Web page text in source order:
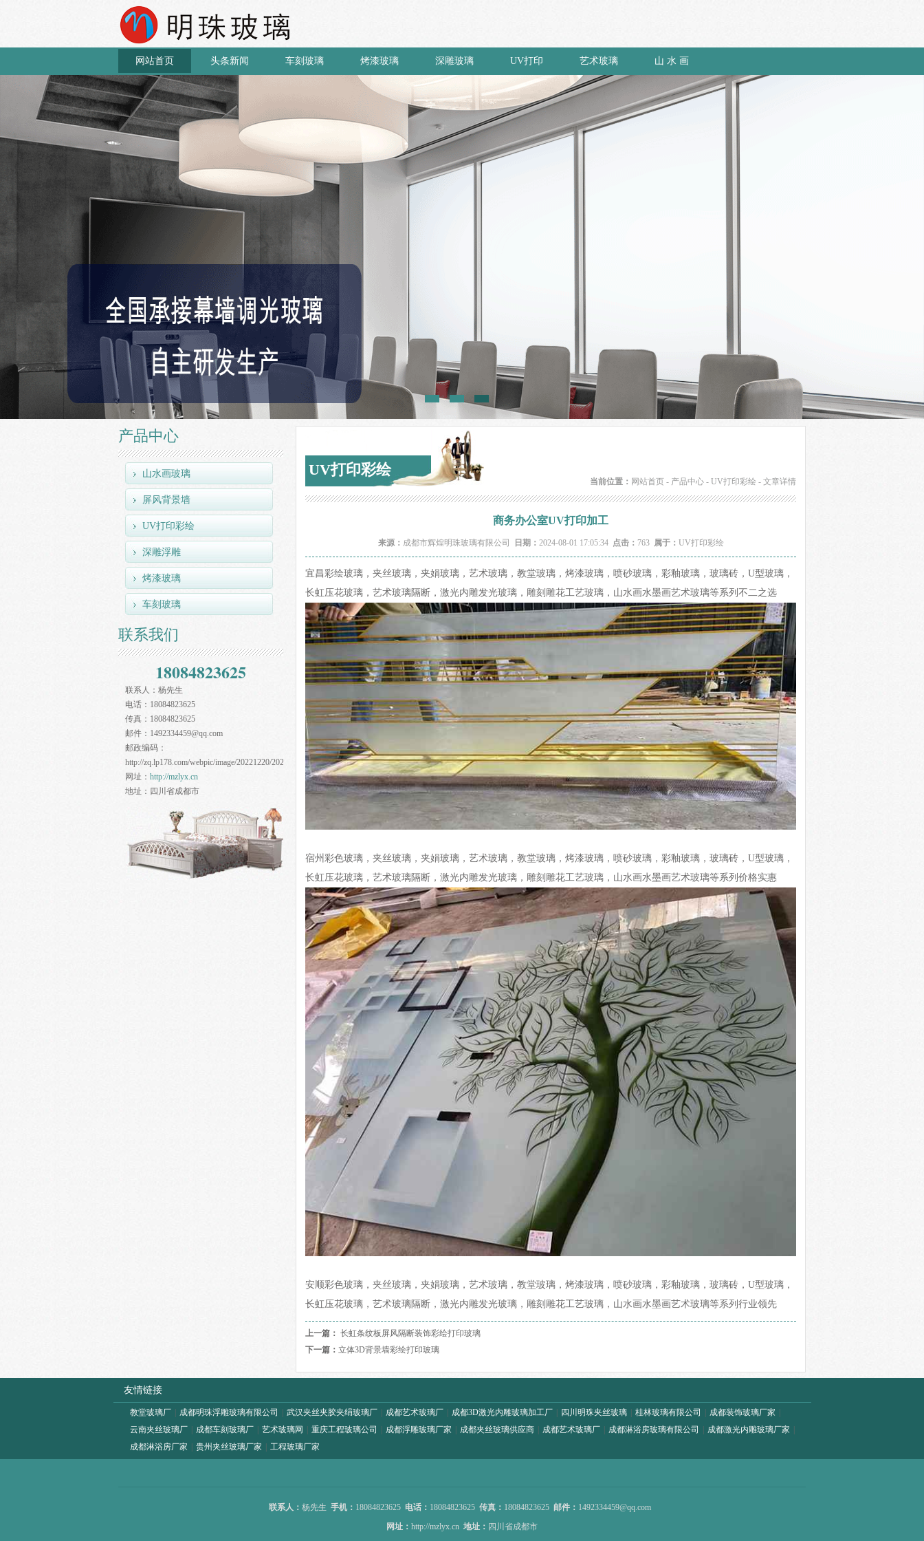
网站首页 头条新闻 车刻玻璃 烤漆玻璃 深雕玻璃 UV打印 艺术玻璃 山 水 画
产品中心
山水画玻璃
屏风背景墙
UV打印彩绘
深雕浮雕
烤漆玻璃
车刻玻璃
联系我们
18084823625
联系人： 杨先生
电话： 18084823625
传真： 18084823625
邮件： 1492334459@qq.com
邮政编码：
http://zq.lp178.com/webpic/image/20221220/20221220083609_34109.jpg
网址： http://mzlyx.cn
地址： 四川省成都市
当前位置： 网站首页 - 产品中心 - UV打印彩绘 - 文章详情
UV打印彩绘
商务办公室UV打印加工
来源： 成都市辉煌明珠玻璃有限公司 日期： 2024-08-01 17:05:34 点击： 763 属于： UV打印彩绘
宜昌彩绘玻璃，夹丝玻璃，夹娟玻璃，艺术玻璃，教堂玻璃，烤漆玻璃，喷砂玻璃，彩釉玻璃，玻璃砖，U型玻璃，
长虹压花玻璃，艺术玻璃隔断，激光内雕发光玻璃，雕刻雕花工艺玻璃，山水画水墨画艺术玻璃等系列不二之选
宿州彩色玻璃，夹丝玻璃，夹娟玻璃，艺术玻璃，教堂玻璃，烤漆玻璃，喷砂玻璃，彩釉玻璃，玻璃砖，U型玻璃，
长虹压花玻璃，艺术玻璃隔断，激光内雕发光玻璃，雕刻雕花工艺玻璃，山水画水墨画艺术玻璃等系列价格实惠
安顺彩色玻璃，夹丝玻璃，夹娟玻璃，艺术玻璃，教堂玻璃，烤漆玻璃，喷砂玻璃，彩釉玻璃，玻璃砖，U型玻璃，
长虹压花玻璃，艺术玻璃隔断，激光内雕发光玻璃，雕刻雕花工艺玻璃，山水画水墨画艺术玻璃等系列行业领先
上一篇： 长虹条纹板屏风隔断装饰彩绘打印玻璃
下一篇： 立体3D背景墙彩绘打印玻璃
友情链接
教堂玻璃厂 成都明珠浮雕玻璃有限公司 武汉夹丝夹胶夹绢玻璃厂 成都艺术玻璃厂 成都3D激光内雕玻璃加工厂 四川明珠夹丝玻璃 桂林玻璃有限公司 成都装饰玻璃厂家
云南夹丝玻璃厂
成都车刻玻璃厂 艺术玻璃网 重庆工程玻璃公司 成都浮雕玻璃厂家 成都夹丝玻璃供应商 成都艺术玻璃厂 成都淋浴房玻璃有限公司 成都激光内雕玻璃厂家
成都淋浴房厂家
贵州夹丝玻璃厂家 工程玻璃厂家
联系人： 杨先生 手机： 18084823625 电话： 18084823625 传真： 18084823625 邮件： 1492334459@qq.com
网址： http://mzlyx.cn 地址： 四川省成都市